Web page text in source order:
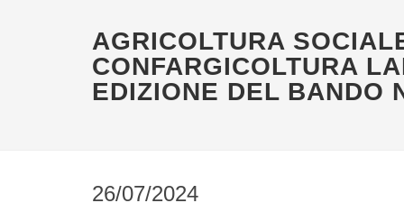
AGRICOLTURA
CONFARGICOLTURA
EDIZIONE DEL BANDO
26/07/2024